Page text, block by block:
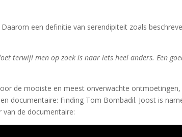
een definitie van serendipiteit zoals
terwijl men op zoek is naar iets heel anders. Een
de mooiste en meest onverwachte ontmoetingen,
documentaire: Finding Tom Bombadil. Joost is
de documentaire: